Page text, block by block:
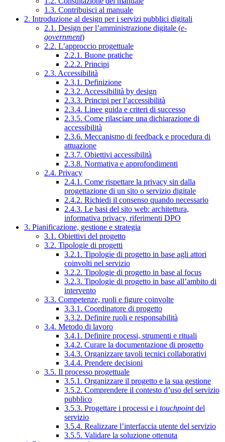
1.3. Contribuisci al manuale
2. Introduzione al design per i servizi pubblici digitali
2.1. Design per l’amministrazione digitale (e-
government)
2.2. L’approccio progettuale
2.2.1. Buone pratiche
2.2.2. Principi
2.3. Accessibilità
2.3.1. Definizione
2.3.2. Accessibilità by design
2.3.3. Principi per l’accessibilità
2.3.4. Linee guida e criteri di successo
2.3.5. Come rilasciare una dichiarazione di
accessibilità
2.3.6. Meccanismo di feedback e procedura di
attuazione
2.3.7. Obiettivi accessibilità
2.3.8. Normativa e approfondimenti
2.4. Privacy
2.4.1. Come rispettare la privacy sin dalla
progettazione di un sito o servizio digitale
2.4.2. Richiedi il consenso quando necessario
2.4.3. Le basi del sito web: architettura,
informativa privacy, riferimenti DPO
3. Pianificazione, gestione e strategia
3.1. Obiettivi del progetto
3.2. Tipologie di progetti
3.2.1. Tipologie di progetto in base agli attori
coinvolti nel servizio
3.2.2. Tipologie di progetto in base al focus
3.2.3. Tipologie di progetto in base all’ambito di
intervento
3.3. Competenze, ruoli e figure coinvolte
3.3.1. Coordinatore di progetto
3.3.2. Definire ruoli e responsabilità
3.4. Metodo di lavoro
3.4.1. Definire processi, strumenti e rituali
3.4.2. Curare la documentazione di progetto
3.4.3. Organizzare tavoli tecnici collaborativi
3.4.4. Prendere decisioni
3.5. Il processo progettuale
3.5.1. Organizzare il progetto e la sua gestione
3.5.2. Comprendere il contesto d’uso del servizio
pubblico
3.5.3. Progettare i processi e i touchpointdel
servizio
3.5.4. Realizzare l’interfaccia utente del servizio
3.5.5. Validare la soluzione ottenuta